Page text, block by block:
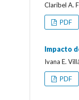
Claribel A.
PDF
Impacto
Ivana E.
PDF